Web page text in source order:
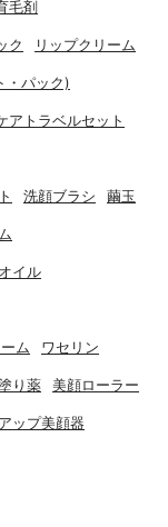
毛剤
ク リップクリーム
・パック)
アトラベルセット
洗顔ブラシ 繭玉
イル
ム ワセリン
り薬 美顔ローラー
ップ美顔器